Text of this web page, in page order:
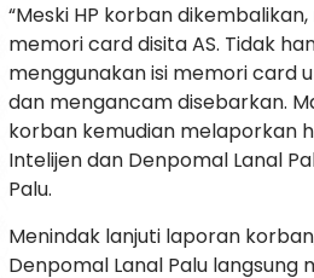
“Meski HP korban
memori card disita AS. Tidak
menggunakan isi memori card
dan mengancam disebarkan.
korban kemudian melaporkan
Intelijen dan Denpomal Lanal
Palu.
Menindak lanjuti laporan
Denpomal Lanal Palu langsung